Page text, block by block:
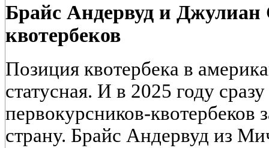
Брайс Андервуд и Джулиан
квотербеков
Позиция квотербека в
статусная. И в 2025 году
первокурсников-квотербеков
страну. Брайс Андервуд из